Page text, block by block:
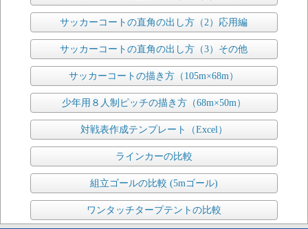
サッカーコートの直角の出し方（2）応用編
サッカーコートの直角の出し方（3）その他
サッカーコートの描き方（105m×68m）
少年用８人制ピッチの描き方（68m×50m）
対戦表作成テンプレート（Excel）
ラインカーの比較
組立ゴールの比較 (5mゴール)
ワンタッチタープテントの比較